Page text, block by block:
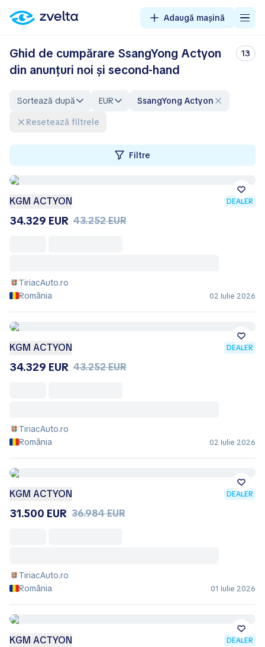
Adaugă mașină
Ghid de cumpărare SsangYong Actyon
din anunțuri noi și second-hand
13
Sortează după EUR
SsangYong Actyon
Resetează filtrele
Filtre
KGM ACTYON DEALER
34.329 EUR 43.252 EUR
TiriacAuto.ro
România
02 Iulie 2026
KGM ACTYON DEALER
34.329 EUR 43.252 EUR
TiriacAuto.ro
România
02 Iulie 2026
KGM ACTYON DEALER
31.500 EUR 36.984 EUR
TiriacAuto.ro
România
01 Iulie 2026
KGM ACTYON DEALER